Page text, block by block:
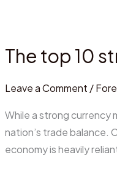
The top 10
Leave a Comment /
While a strong currency
nation’s trade balance.
economy is heavily
The
10
currencies
in
the